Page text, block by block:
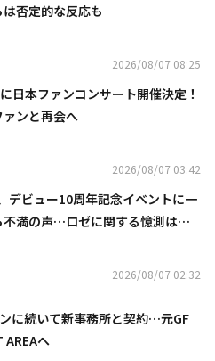
否定的な反応も
2026/08/07 08:25
日本ファンコンサート開催決定！
ンと再会へ
2026/08/07 03:42
デビュー10周年記念イベントに一
不満の声…ロゼに関する憶測は否
2026/08/07 02:32
に続いて新事務所と契約…元GF
AREAへ